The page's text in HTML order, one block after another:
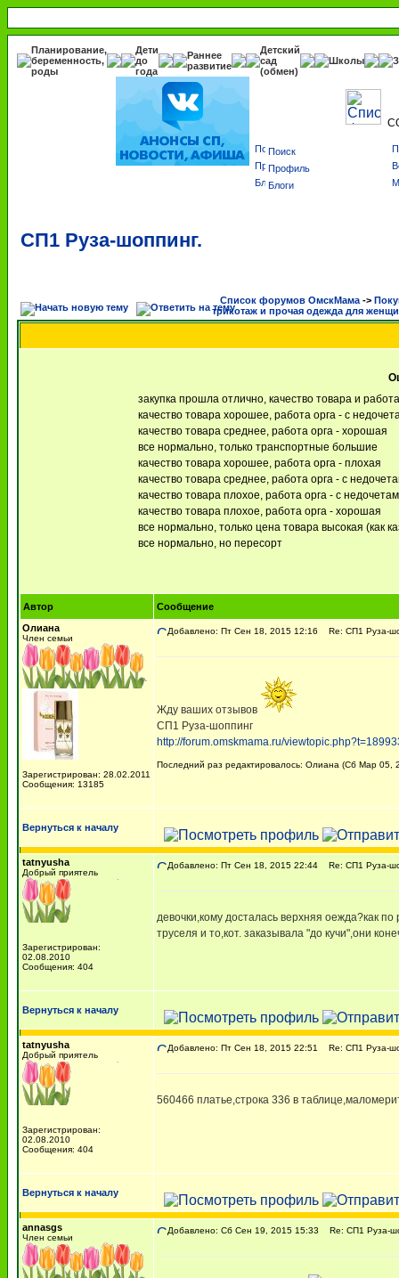
Планирование,
беременность,
роды
Дети
до
года
Раннее
развитие
Детский
сад
(обмен)
Школы
Поиск
Профиль
Блоги
СП1 Руза-шоппинг.
Список форумов ОмскМама ->
трикотаж и прочая одежда для
закупка прошла отлично, качество товара и
качество товара хорошее, работа орга - с
качество товара среднее, работа орга - хорошая
все нормально, только транспортные большие
качество товара хорошее, работа орга - плохая
качество товара среднее, работа орга - с
качество товара плохое, работа орга - с
качество товара плохое, работа орга - хорошая
все нормально, только цена товара высокая (как
все нормально, но пересорт
Автор
Сообщение
Олиана
Член семьи
Зарегистрирован: 28.02.2011
Сообщения: 13185
Добавлено: Пт Сен 18, 2015 12:16 Re: СП1 Руза-
Жду ваших отзывов
СП1 Руза-шоппинг
http://forum.omskmama.ru/
Последний раз редактировалось: Олиана (Сб Мар 05,
Вернуться к началу
tatnyusha
Добрый приятель
Зарегистрирован:
02.08.2010
Сообщения: 404
Добавлено: Пт Сен 18, 2015 22:44 Re: СП1 Руза-
девочки,кому досталась верхняя оежда?как
труселя и то,кот. заказывала "до кучи",они
Вернуться к началу
tatnyusha
Добрый приятель
Зарегистрирован:
02.08.2010
Сообщения: 404
Добавлено: Пт Сен 18, 2015 22:51 Re: СП1 Руза-
560466 платье,строка 336 в
Вернуться к началу
annasgs
Член семьи
Добавлено: Сб Сен 19, 2015 15:33 Re: СП1 Руза-